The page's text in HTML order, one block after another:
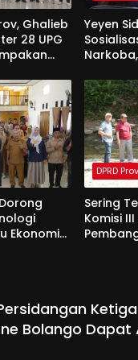
Ghalieb
28 UPG
Yeyen
Ekonomi
DPRD
Sering
Komisi
Bolango Dapat